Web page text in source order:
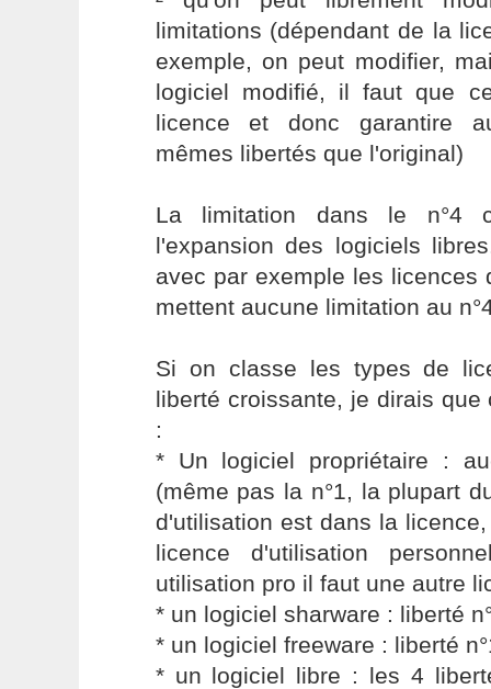
limitations (dépendant de la
exemple, on peut modifier,
logiciel modifié, il faut que
licence et donc garantire
mêmes libertés que l'original)
La limitation dans le n°4
l'expansion des logiciels
avec par exemple les licences
mettent aucune limitation au
Si on classe les types de
liberté croissante, je dirais
:
* Un logiciel propriétaire :
(même pas la n°1, la plupart
d'utilisation est dans la
licence d'utilisation
utilisation pro il faut une autre
* un logiciel sharware : liberté
* un logiciel freeware : liberté
* un logiciel libre : les 4